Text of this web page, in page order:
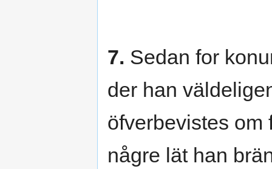
7. Sedan for
der han
öfverbevistes om
någre lät han